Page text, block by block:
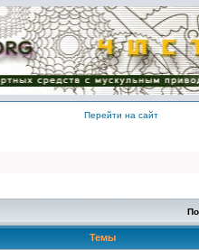
Перейти на сайт
Темы